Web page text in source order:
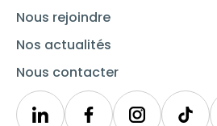
Nous rejoindre
Nos actualités
Nous contacter